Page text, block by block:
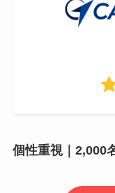
個性重視｜2,000